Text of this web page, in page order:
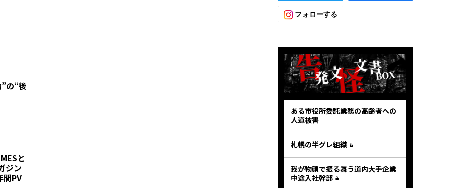
の“後
と
ジン
PV
ある市役所委託業務の高齢者への
人道被害
札幌の半グレ組織
我が物顔で振る舞う道内大手企業
中途入社幹部